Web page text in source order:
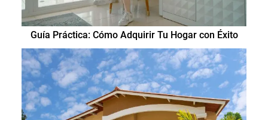
Guía Práctica: Cómo Adquirir Tu Hogar con Éxito